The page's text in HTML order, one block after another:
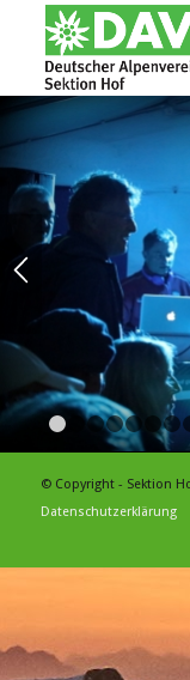
© Copyright - Sektion
Datenschutzerklärung